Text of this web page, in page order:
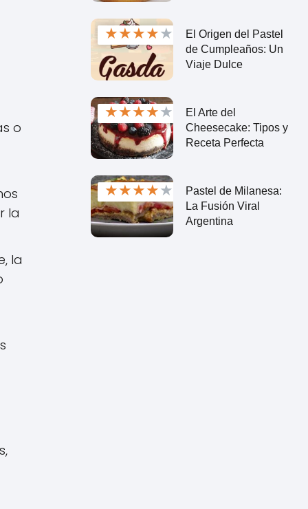
o
la
la
★★★★★
El Origen del Pastel
de Cumpleaños: Un
Viaje Dulce
★★★★★
El Arte del
Cheesecake: Tipos y
Receta Perfecta
★★★★★
Pastel de Milanesa:
La Fusión Viral
Argentina